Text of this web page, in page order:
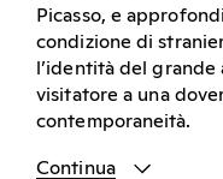
Picasso, e
condizione di
l’identità del
visitatore a una
contemporaneità.
Continua